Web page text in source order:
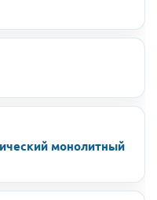
монолитный